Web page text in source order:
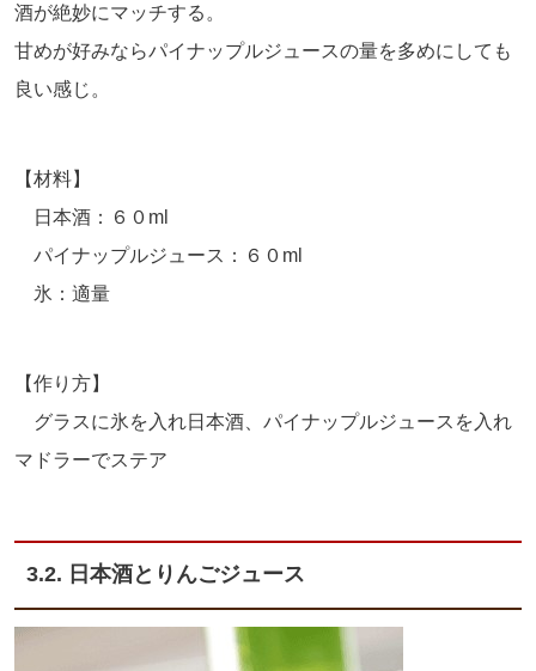
酒が絶妙にマッチする。
甘めが好みならパイナップルジュースの量を多めにしても
良い感じ。
【材料】
日本酒：６０ml
パイナップルジュース：６０ml
氷：適量
【作り方】
グラスに氷を入れ日本酒、パイナップルジュースを入れ
マドラーでステア
3.2. 日本酒とりんごジュース